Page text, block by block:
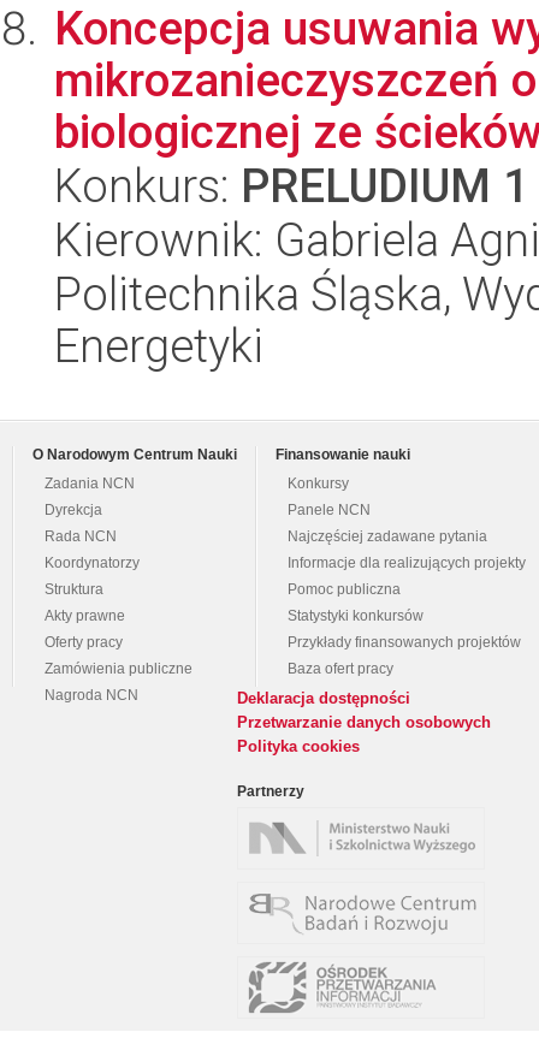
Koncepcja usuwania
mikrozanieczyszczeń
biologicznej ze
Konkurs: PRELUDIUM 1
Kierownik: Gabriela
Politechnika Śląska,
Energetyki
O Narodowym Centrum Nauki
Zadania NCN
Dyrekcja
Rada NCN
Koordynatorzy
Struktura
Akty prawne
Oferty pracy
Zamówienia publiczne
Nagroda NCN
Finansowanie nauki
Konkursy
Panele NCN
Najczęściej zadawane pytania
Informacje dla realizujących projekty
Pomoc publiczna
Statystyki konkursów
Przykłady finansowanych projektów
Baza ofert pracy
Deklaracja dostępności
Przetwarzanie danych osobowych
Polityka cookies
Partnerzy